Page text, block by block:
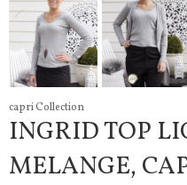
capri Collection
INGRID TOP
MELANGE,